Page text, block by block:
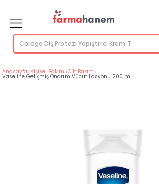
Anasayfa>Kişisel Bakım>Cilt Bakım>
Vaseline Gelişmiş Onarım Vücut Losyonu 200 ml